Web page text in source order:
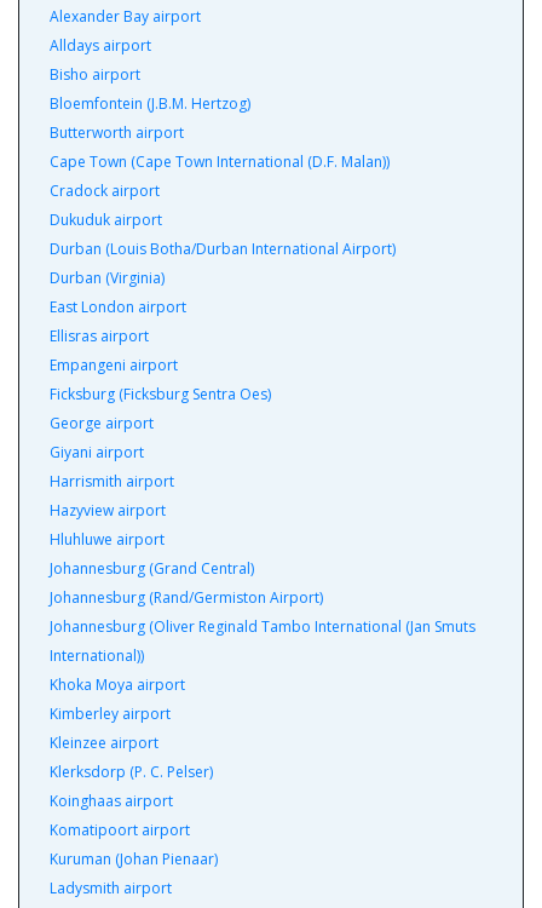
Alexander Bay airport
Alldays airport
Bisho airport
Bloemfontein (J.B.M. Hertzog)
Butterworth airport
Cape Town (Cape Town International (D.F. Malan))
Cradock airport
Dukuduk airport
Durban (Louis Botha/Durban International Airport)
Durban (Virginia)
East London airport
Ellisras airport
Empangeni airport
Ficksburg (Ficksburg Sentra Oes)
George airport
Giyani airport
Harrismith airport
Hazyview airport
Hluhluwe airport
Johannesburg (Grand Central)
Johannesburg (Rand/Germiston Airport)
Johannesburg (Oliver Reginald Tambo International (Jan Smuts
International))
Khoka Moya airport
Kimberley airport
Kleinzee airport
Klerksdorp (P. C. Pelser)
Koinghaas airport
Komatipoort airport
Kuruman (Johan Pienaar)
Ladysmith airport